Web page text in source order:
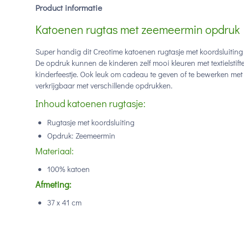
Product informatie
Katoenen rugtas met zeemeermin opdruk
Super handig dit Creotime katoenen rugtasje met
De opdruk kunnen de kinderen zelf mooi kleuren met
kinderfeestje. Ook leuk om cadeau te geven of te bewerken
verkrijgbaar met verschillende opdrukken.
Inhoud katoenen rugtasje:
Rugtasje met koordsluiting
Opdruk: Zeemeermin
Materiaal:
100% katoen
Afmeting:
37 x 41 cm